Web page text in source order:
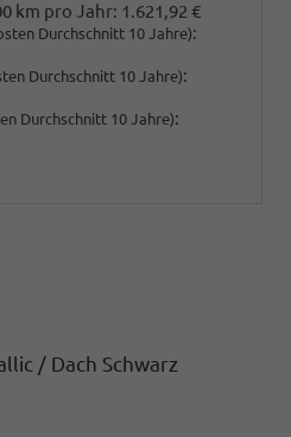
km pro Jahr: 1.621,92 €
Durchschnitt 10 Jahre):
Durchschnitt 10 Jahre):
Durchschnitt 10 Jahre):
/ Dach Schwarz